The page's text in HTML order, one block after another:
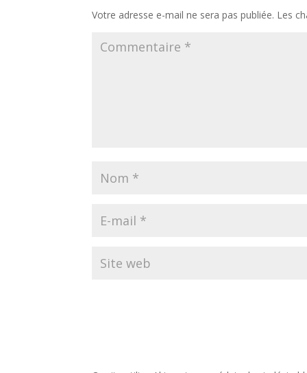
Votre adresse e-mail ne sera pas publiée. Les